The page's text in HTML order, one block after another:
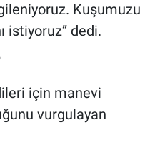
Kuşumuzu
istiyoruz” dedi.
için manevi
vurgulayan